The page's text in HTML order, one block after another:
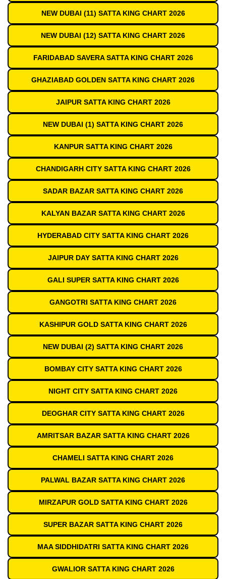
NEW DUBAI (11) SATTA KING CHART 2026
NEW DUBAI (12) SATTA KING CHART 2026
FARIDABAD SAVERA SATTA KING CHART 2026
GHAZIABAD GOLDEN SATTA KING CHART 2026
JAIPUR SATTA KING CHART 2026
NEW DUBAI (1) SATTA KING CHART 2026
KANPUR SATTA KING CHART 2026
CHANDIGARH CITY SATTA KING CHART 2026
SADAR BAZAR SATTA KING CHART 2026
KALYAN BAZAR SATTA KING CHART 2026
HYDERABAD CITY SATTA KING CHART 2026
JAIPUR DAY SATTA KING CHART 2026
GALI SUPER SATTA KING CHART 2026
GANGOTRI SATTA KING CHART 2026
KASHIPUR GOLD SATTA KING CHART 2026
NEW DUBAI (2) SATTA KING CHART 2026
BOMBAY CITY SATTA KING CHART 2026
NIGHT CITY SATTA KING CHART 2026
DEOGHAR CITY SATTA KING CHART 2026
AMRITSAR BAZAR SATTA KING CHART 2026
CHAMELI SATTA KING CHART 2026
PALWAL BAZAR SATTA KING CHART 2026
MIRZAPUR GOLD SATTA KING CHART 2026
SUPER BAZAR SATTA KING CHART 2026
MAA SIDDHIDATRI SATTA KING CHART 2026
GWALIOR SATTA KING CHART 2026